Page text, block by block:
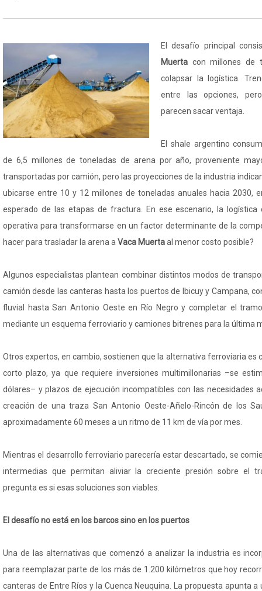
El desafío principal
Muerta con millones de
colapsar la logística.
entre las opciones,
parecen sacar ventaja.
El shale argentino
de 6,5 millones de toneladas de arena por año, proveniente
transportadas por camión, pero las proyecciones de la industria
ubicarse entre 10 y 12 millones de toneladas anuales hacia 2030,
esperado de las etapas de fractura. En ese escenario, la
operativa para transformarse en un factor determinante de la
hacer para trasladar la arena a Vaca Muertaal menor costo posible?
Algunos especialistas plantean combinar distintos modos de
camión desde las canteras hasta los puertos de Ibicuy y Campana,
fluvial hasta San Antonio Oeste en Río Negro y completar el
mediante un esquema ferroviario y camiones bitrenes para la última
Otros expertos, en cambio, sostienen que la alternativa ferroviaria es
corto plazo, ya que requiere inversiones multimillonarias –se
dólares– y plazos de ejecución incompatibles con las necesidades
creación de una traza San Antonio Oeste-Añelo-Rincón de los
aproximadamente 60 meses a un ritmo de 11 km de vía por mes.
Mientras el desarrollo ferroviario parecería estar descartado, se
intermedias que permitan aliviar la creciente presión sobre el
pregunta es si esas soluciones son viables.
El desafío no está en los barcos sino en los puertos
Una de las alternativas que comenzó a analizar la industria es
para reemplazar parte de los más de 1.200 kilómetros que hoy
canteras de Entre Ríos y la Cuenca Neuquina. La propuesta apunta